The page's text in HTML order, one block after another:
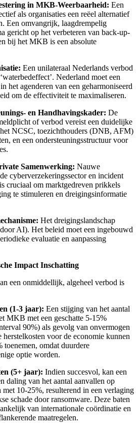
in MKB-Weerbaarheid: Een
als organisaties een reëel alternatief
Een omvangrijk, laagdrempelig
gericht op het verbeteren van back-up-
bij het MKB is een absolute
Een unilateraal Nederlands verbod
Nederland moet een
het agenderen van een geharmoniseerd
om de effectiviteit te maximaliseren.
en Handhavingskader: De
of verbod vereist een duidelijke
NCSC, toezichthouders (DNB, AFM)
en een ondersteuningsstructuur voor
Samenwerking: Nauwe
cyberverzekeringssector en incident
cruciaal om marktgedreven prikkels
te stimuleren en dreigingsinformatie
Het dreigingslandschap
AI). Het beleid moet een ingebouwd
evaluatie en aanpassing
Impact Inschatting
een onmiddellijk, algeheel verbod is
(1-3 jaar): Een stijging van het aantal
MKB met een geschatte 5-15%
90%) als gevolg van onvermogen
herstelkosten voor de economie kunnen
omdat duurdere
optie worden.
(5+ jaar): Indien succesvol, kan een
daling van het aantal aanvallen op
met 10-25%, resulterend in een verlaging
schade door ransomware. Deze baten
van internationale coördinatie en
maatregelen.